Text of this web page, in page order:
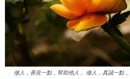
做人，善良一點，幫助他人， 做人，真誠一點